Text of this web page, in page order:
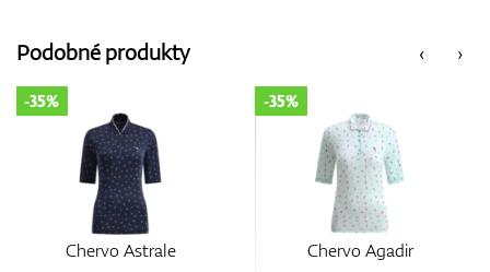
‹
Podobné produkty ›
Chervo Agadir Chervo Astrale